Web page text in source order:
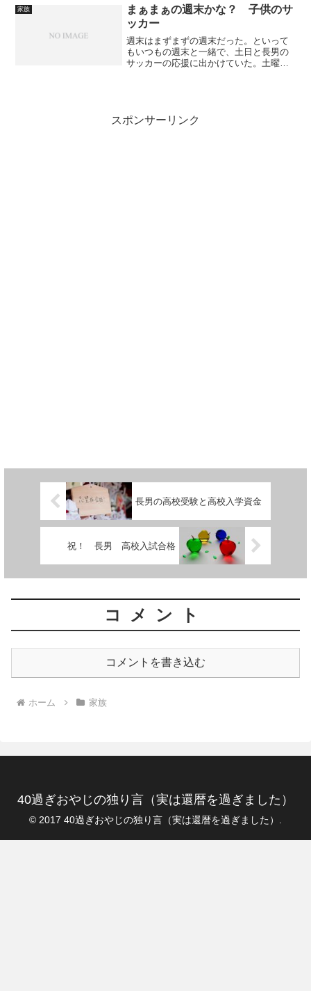
あり、親父が中古の車を買ったから今乗
っている車を私に譲るとの...
家族
まぁまぁの週末かな？ 子供のサ
ッカー
週末はまずまずの週末だった。といって
もいつもの週末と一緒で、土日と長男の
サッカーの応援に出かけていた。土曜日
スポンサーリンク
長男の高校受験と高校入学資金
祝！ 長男 高校入試合格
コメント
コメントを書き込む
ホーム 家族
40過ぎおやじの独り言（実は還暦を過ぎました）
© 2017 40過ぎおやじの独り言（実は還暦を過ぎました）.